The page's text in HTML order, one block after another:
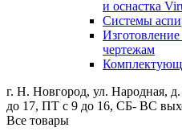
и оснастка
Системы
чертежам
г. Н. Новгород, ул. Народная,
до 17, ПТ с 9 до 16, СБ- ВС
Все товары